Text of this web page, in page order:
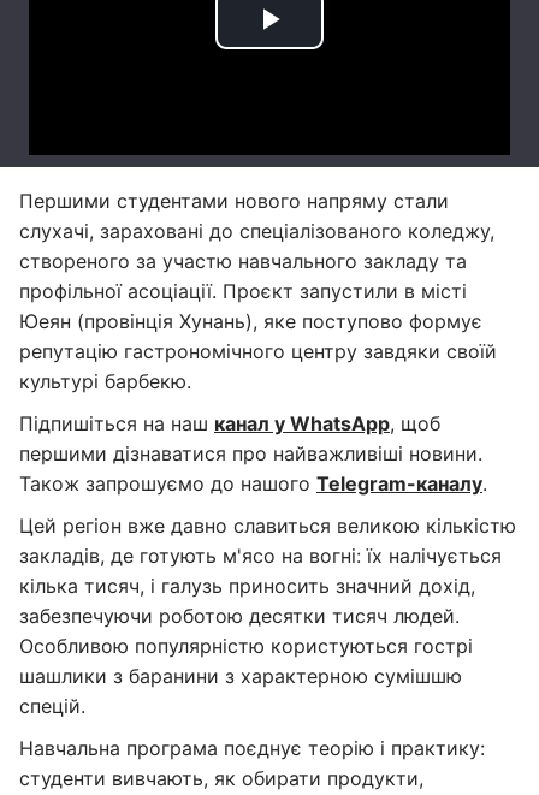
Першими студентами нового напряму стали
слухачі, зараховані до спеціалізованого коледжу,
створеного за участю навчального закладу та
профільної асоціації. Проєкт запустили в місті
Юеян (провінція Хунань), яке поступово формує
репутацію гастрономічного центру завдяки своїй
культурі барбекю.
Підпишіться на наш канал у WhatsApp, щоб
першими дізнаватися про найважливіші новини.
Також запрошуємо до нашого Telegram-каналу.
Цей регіон вже давно славиться великою кількістю
закладів, де готують м'ясо на вогні: їх налічується
кілька тисяч, і галузь приносить значний дохід,
забезпечуючи роботою десятки тисяч людей.
Особливою популярністю користуються гострі
шашлики з баранини з характерною сумішшю
спецій.
Навчальна програма поєднує теорію і практику:
студенти вивчають, як обирати продукти,